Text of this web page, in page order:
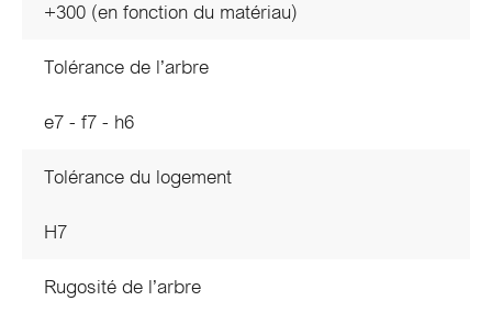
+300 (en fonction du matériau)
Tolérance de l’arbre
e7 - f7 - h6
Tolérance du logement
H7
Rugosité de l’arbre